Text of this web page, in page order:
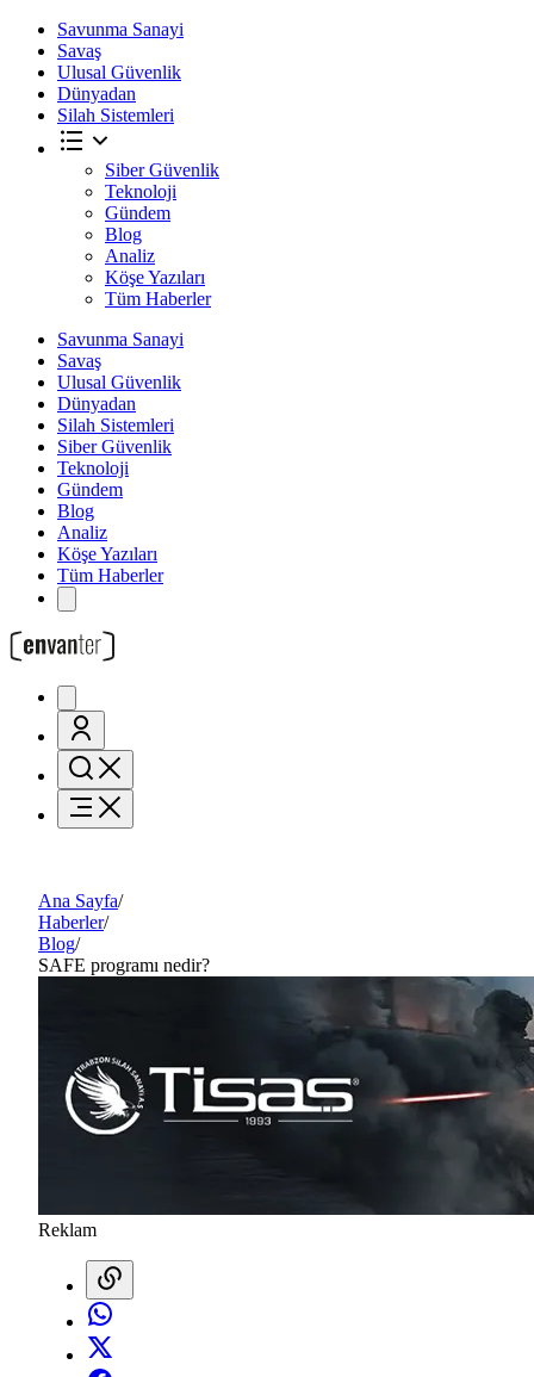
Savunma Sanayi
Savaş
Ulusal Güvenlik
Dünyadan
Silah Sistemleri
Siber Güvenlik
Teknoloji
Gündem
Blog
Analiz
Köşe Yazıları
Tüm Haberler
Savunma Sanayi
Savaş
Ulusal Güvenlik
Dünyadan
Silah Sistemleri
Siber Güvenlik
Teknoloji
Gündem
Blog
Analiz
Köşe Yazıları
Tüm Haberler
Ana Sayfa/
Haberler/
Blog/
SAFE programı nedir?
Reklam